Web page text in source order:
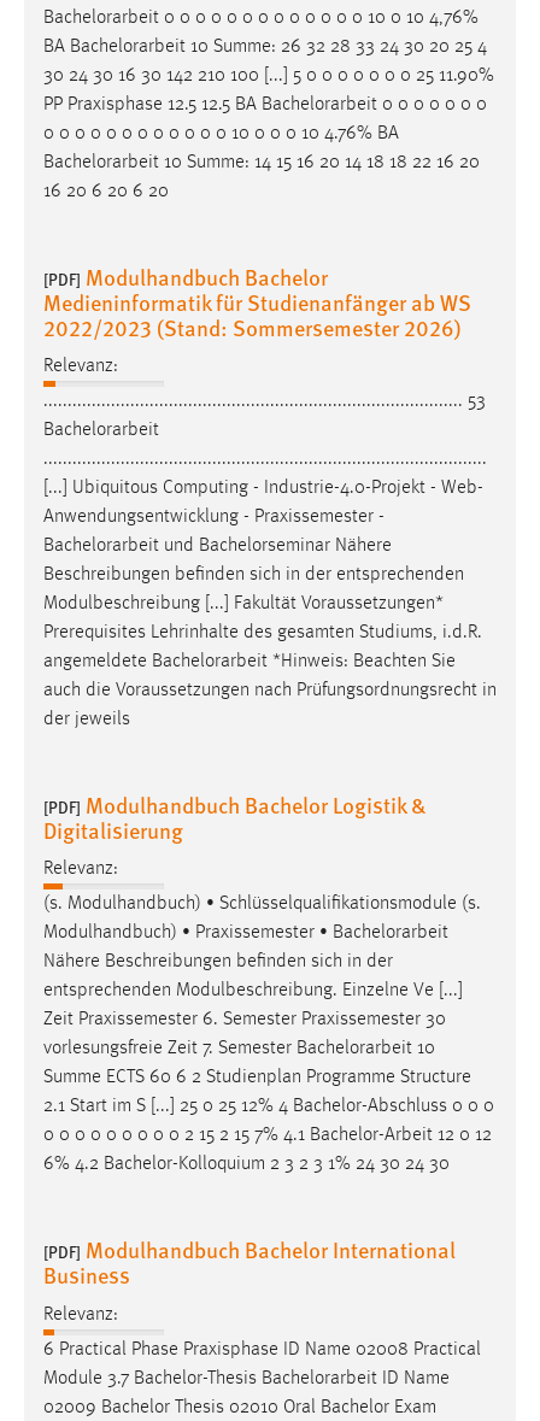
Bachelorarbeit 0 0 0 0 0 0 0 0 0 0 0 0 0 10 0 10 4,76%
BA Bachelorarbeit 10 Summe: 26 32 28 33 24 30 20 25 4
30 24 30 16 30 142 210 100 [...] 5 0 0 0 0 0 0 0 25 11.90%
PP Praxisphase 12.5 12.5 BA Bachelorarbeit 0 0 0 0 0 0 0
0 0 0 0 0 0 0 0 0 0 0 0 10 0 0 0 10 4.76% BA
Bachelorarbeit 10 Summe: 14 15 16 20 14 18 18 22 16 20
16 20 6 20 6 20
[PDF] Modulhandbuch Bachelor
Medieninformatik für Studienanfänger ab WS
2022/2023 (Stand: Sommersemester 2026)
Relevanz:
....................................................................................... 53
Bachelorarbeit
............................................................................................
[...] Ubiquitous Computing - Industrie-4.0-Projekt - Web-
Anwendungsentwicklung - Praxissemester -
Bachelorarbeit und Bachelorseminar Nähere
Beschreibungen befinden sich in der entsprechenden
Modulbeschreibung [...] Fakultät Voraussetzungen*
Prerequisites Lehrinhalte des gesamten Studiums, i.d.R.
angemeldete Bachelorarbeit *Hinweis: Beachten Sie
auch die Voraussetzungen nach Prüfungsordnungsrecht in
der jeweils
[PDF] Modulhandbuch Bachelor Logistik &
Digitalisierung
Relevanz:
(s. Modulhandbuch) • Schlüsselqualifikationsmodule (s.
Modulhandbuch) • Praxissemester • Bachelorarbeit
Nähere Beschreibungen befinden sich in der
entsprechenden Modulbeschreibung. Einzelne Ve [...]
Zeit Praxissemester 6. Semester Praxissemester 30
vorlesungsfreie Zeit 7. Semester Bachelorarbeit 10
Summe ECTS 60 6 2 Studienplan Programme Structure
2.1 Start im S [...] 25 0 25 12% 4 Bachelor-Abschluss 0 0 0
0 0 0 0 0 0 0 0 0 2 15 2 15 7% 4.1 Bachelor-Arbeit 12 0 12
6% 4.2 Bachelor-Kolloquium 2 3 2 3 1% 24 30 24 30
[PDF] Modulhandbuch Bachelor International
Business
Relevanz:
6 Practical Phase Praxisphase ID Name 02008 Practical
Module 3.7 Bachelor-Thesis Bachelorarbeit ID Name
02009 Bachelor Thesis 02010 Oral Bachelor Exam
STATISTIK
Statistik Cookies erfassen Informationen anonym.
Diese Informationen helfen uns zu verstehen, wie
unsere Besucher unsere Website nutzen.
Matomo
_pk_ref, _pk_cvar, _pk_id, _pk_ses
Zweck:
Zugriffsstatistik
Cookie Laufzeit:
Max. 13 Monate
MARKETING
Marketing Cookies werden von Drittanbietern
verwendet, um personalisierte Werbung anzuzeigen.
Sie tun dies, indem sie Besucher über Websites
hinweg verfolgen.
Google Ads
Anbieter:
Google Ireland Limited
Zweck:
Conversion-Tracking
Cookie Laufzeit:
Facebook Pixel
Name:
Anbieter:
Zweck:
Conversion-Tracking
Cookie Laufzeit: